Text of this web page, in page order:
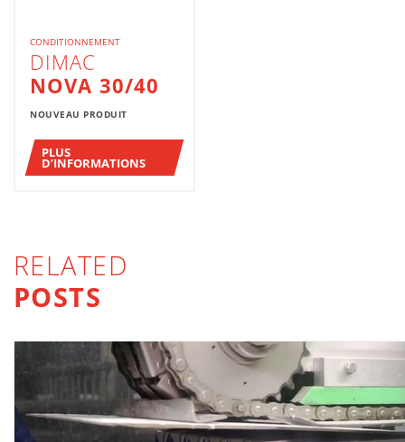
CONDITIONNEMENT
DIMAC
NOVA 30/40
NOUVEAU PRODUIT
PLUS
D’INFORMATIONS
RELATED
POSTS